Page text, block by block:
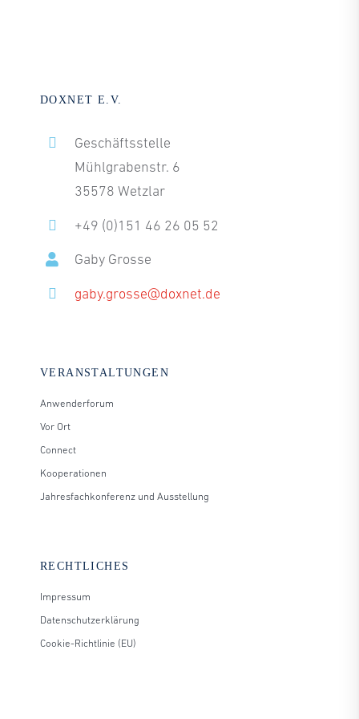
DOXNET E.V.
Geschäftsstelle
Mühlgrabenstr. 6
35578 Wetzlar
+49 (0)151 46 26 05 52
Gaby Grosse
gaby.grosse@doxnet.de
VERANSTALTUNGEN
Anwenderforum
Vor Ort
Connect
Kooperationen
Jahresfachkonferenz und Ausstellung
RECHTLICHES
Impressum
Datenschutzerklärung
Cookie-Richtlinie (EU)